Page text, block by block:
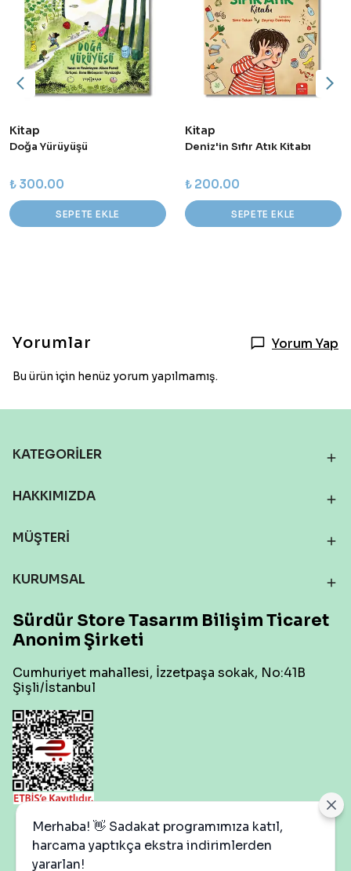
Kitap
Doğa Yürüyüşü
₺ 300.00
SEPETE EKLE
Kitap
Deniz'in Sıfır Atık Kitabı
₺ 200.00
SEPETE EKLE
Yorumlar Yorum Yap
Bu ürün için henüz yorum yapılmamış.
KATEGORİLER
HAKKIMIZDA
MÜŞTERİ
KURUMSAL
Sürdür Store Tasarım Bilişim Ticaret
Anonim Şirketi
Cumhuriyet mahallesi, İzzetpaşa sokak, No:41B
Şişli/İstanbul
Merhaba! 👋 Sadakat programımıza katıl,
harcama yaptıkça ekstra indirimlerden
yararlan!